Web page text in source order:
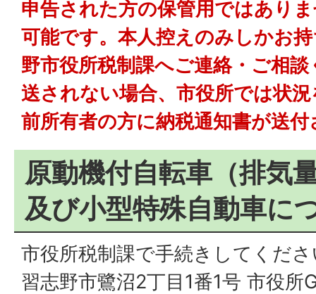
申告された方の保管用ではあり
可能です。本人控えのみしかお
野市役所税制課へご連絡・ご相
送されない場合、市役所では状
前所有者の方に納税通知書が送
原動機付自転車（排気
及び小型特殊自動車に
市役所税制課で手続きしてくだ
習志野市鷺沼2丁目1番1号 市役所